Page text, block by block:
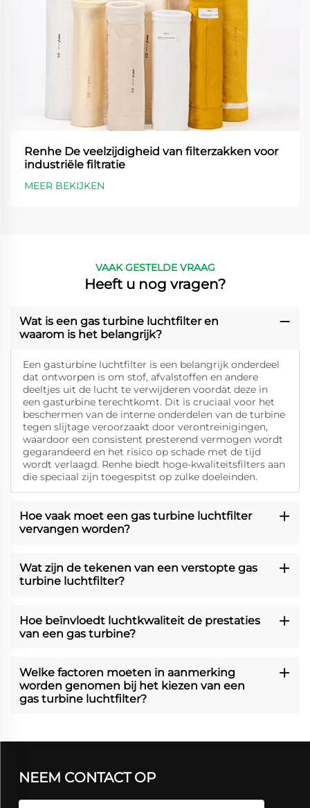
Renhe De veelzijdigheid van filterzakken voor
industriële filtratie
MEER BEKIJKEN
VAAK GESTELDE VRAAG
Heeft u nog vragen?
Wat is een gas turbine luchtfilter en
waarom is het belangrijk?
Een gasturbine luchtfilter is een belangrijk onderdeel
dat ontworpen is om stof, afvalstoffen en andere
deeltjes uit de lucht te verwijderen voordat deze in
een gasturbine terechtkomt. Dit is cruciaal voor het
beschermen van de interne onderdelen van de turbine
tegen slijtage veroorzaakt door verontreinigingen,
waardoor een consistent presterend vermogen wordt
gegarandeerd en het risico op schade met de tijd
wordt verlaagd. Renhe biedt hoge-kwaliteitsfilters aan
die speciaal zijn toegespitst op zulke doeleinden.
Hoe vaak moet een gas turbine luchtfilter
vervangen worden?
Wat zijn de tekenen van een verstopte gas
turbine luchtfilter?
Hoe beïnvloedt luchtkwaliteit de prestaties
van een gas turbine?
Welke factoren moeten in aanmerking
worden genomen bij het kiezen van een
gas turbine luchtfilter?
NEEM CONTACT OP